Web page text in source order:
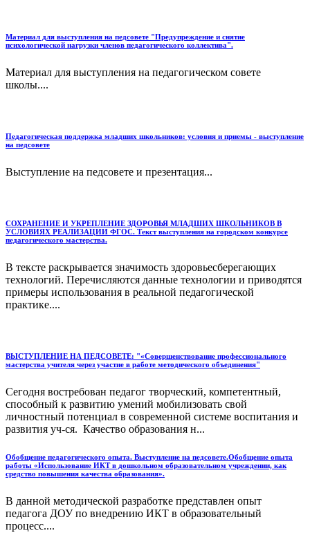
Материал для выступления на педсовете "Предупреждение и снятие
психологической нагрузки членов педагогического коллектива".
Материал для выступления на педагогическом совете
школы....
Педагогическая поддержка младших школьников: условия и приемы - выступление
на педсовете
Выступление на педсовете и презентация...
СОХРАНЕНИЕ И УКРЕПЛЕНИЕ ЗДОРОВЬЯ МЛАДШИХ ШКОЛЬНИКОВ В
УСЛОВИЯХ РЕАЛИЗАЦИИ ФГОС. Текст выступления на городском конкурсе
педагогического мастерства.
В тексте раскрывается значимость здоровьесберегающих
технологий. Перечисляются данные технологии и приводятся
примеры использования в реальной педагогической
практике....
ВЫСТУПЛЕНИЕ НА ПЕДСОВЕТЕ: "«Совершенствование профессионального
мастерства учителя через участие в работе методического объединения"
Сегодня востребован педагог творческий, компетентный,
способный к развитию умений мобилизовать свой
личностный потенциал в современной системе воспитания и
развития уч-ся. Качество образования н...
Обобщение педагогического опыта. Выступление на педсовете.Обобщение опыта
работы «Использование ИКТ в дошкольном образовательном учреждении, как
средство повышения качества образования».
В данной методической разработке представлен опыт
педагога ДОУ по внедрению ИКТ в образовательный
процесс....